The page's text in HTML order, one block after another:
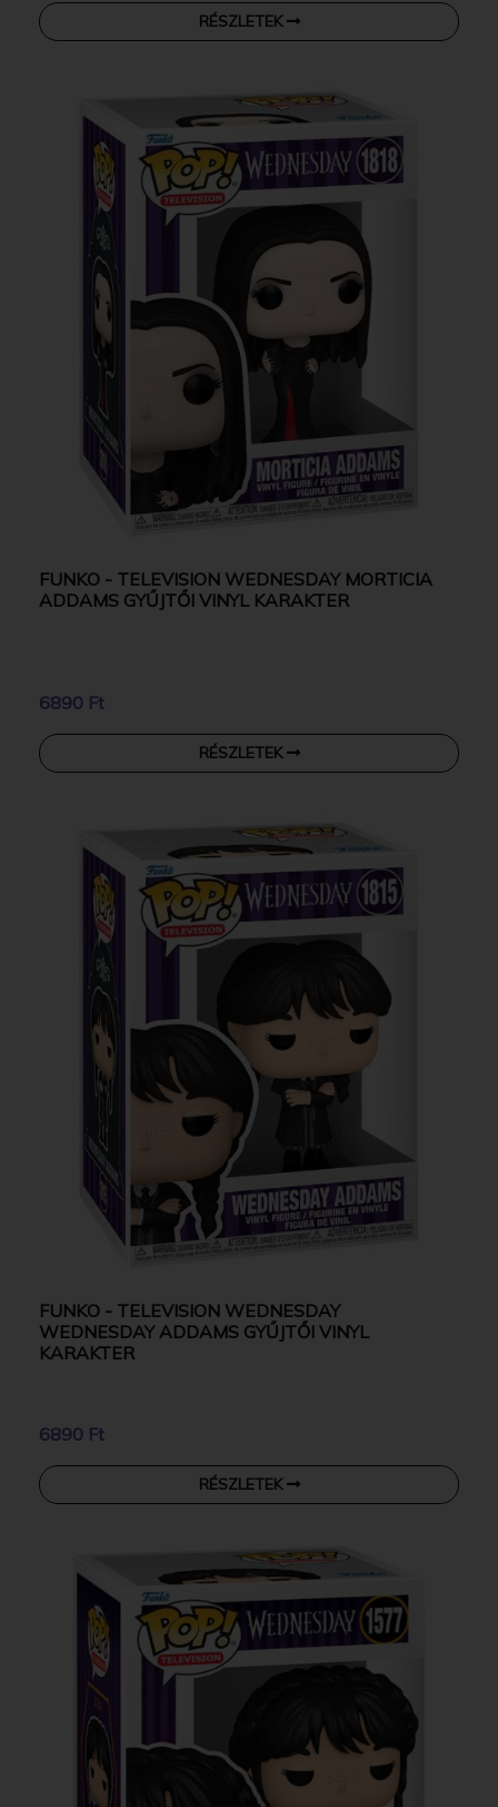
RÉSZLETEK
FUNKO - TELEVISION WEDNESDAY MORTICIA
ADDAMS GYŰJTŐI VINYL KARAKTER
6890 Ft
RÉSZLETEK
FUNKO - TELEVISION WEDNESDAY
WEDNESDAY ADDAMS GYŰJTŐI VINYL
KARAKTER
6890 Ft
RÉSZLETEK